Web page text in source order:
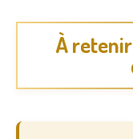
À